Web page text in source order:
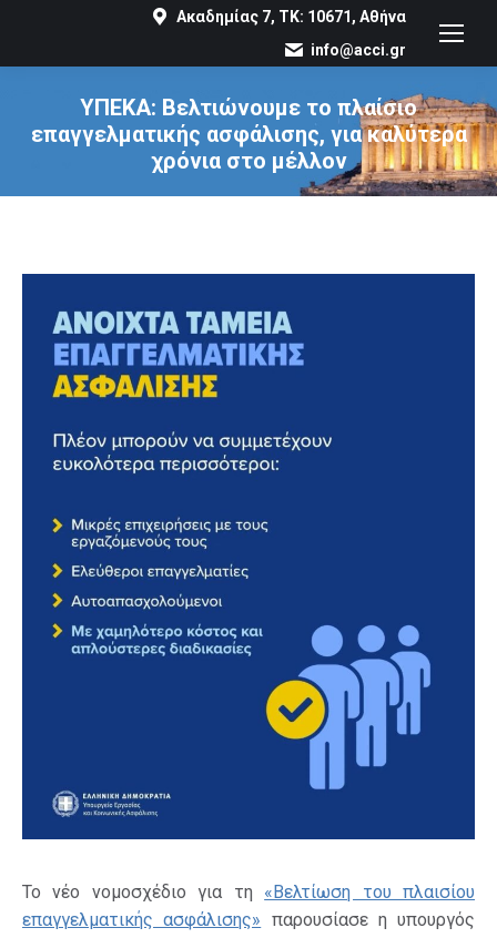
Ακαδημίας 7, ΤΚ: 10671, Αθήνα
info@acci.gr
ΥΠΕΚΑ: Βελτιώνουμε το πλαίσιο
επαγγελματικής ασφάλισης, για καλύτερα
χρόνια στο μέλλον
You are here:
Το νέο νομοσχέδιο για τη «Βελτίωση του πλαισίου
επαγγελματικής ασφάλισης» παρουσίασε η υπουργός